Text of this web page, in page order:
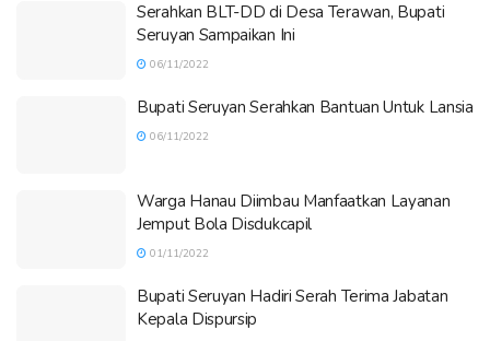
Serahkan BLT-DD di Desa Terawan, Bupati
Seruyan Sampaikan Ini
06/11/2022
Bupati Seruyan Serahkan Bantuan Untuk Lansia
06/11/2022
Warga Hanau Diimbau Manfaatkan Layanan
Jemput Bola Disdukcapil
01/11/2022
Bupati Seruyan Hadiri Serah Terima Jabatan
Kepala Dispursip